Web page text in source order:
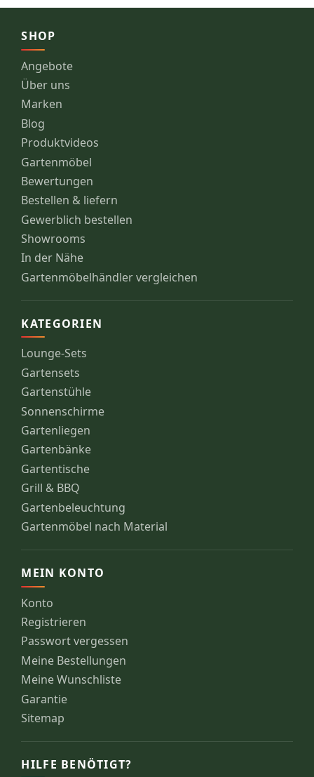
SHOP
Angebote
Über uns
Marken
Blog
Produktvideos
Gartenmöbel
Bewertungen
Bestellen & liefern
Gewerblich bestellen
Showrooms
In der Nähe
Gartenmöbelhändler vergleichen
KATEGORIEN
Lounge-Sets
Gartensets
Gartenstühle
Sonnenschirme
Gartenliegen
Gartenbänke
Gartentische
Grill & BBQ
Gartenbeleuchtung
Gartenmöbel nach Material
MEIN KONTO
Konto
Registrieren
Passwort vergessen
Meine Bestellungen
Meine Wunschliste
Garantie
Sitemap
HILFE BENÖTIGT?